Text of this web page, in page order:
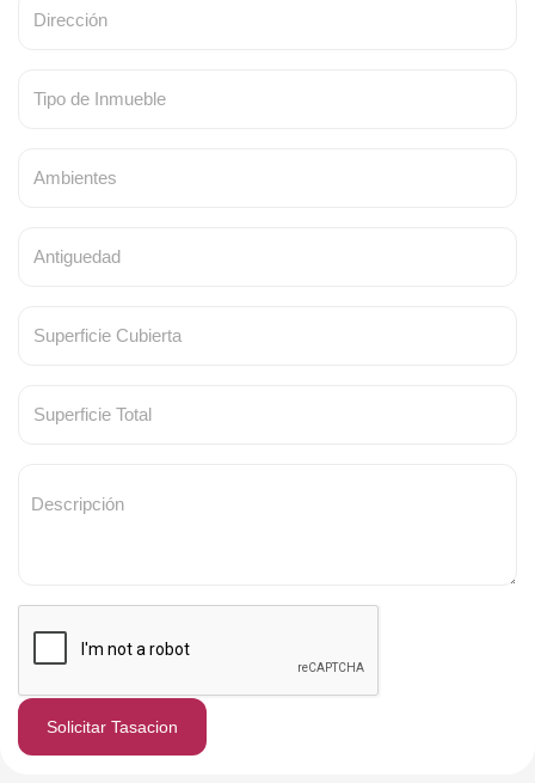
Solicitar Tasacion